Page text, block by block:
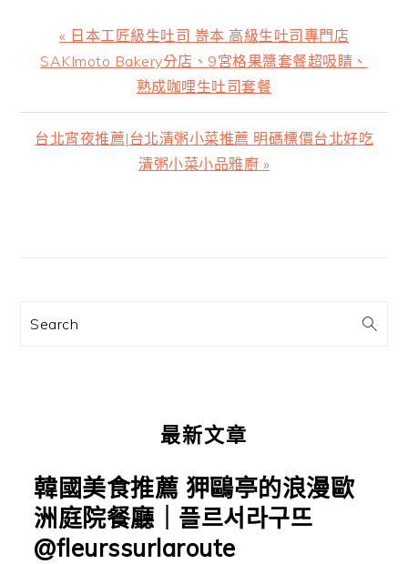
上
一
文
章:
« 日本工匠級生吐司 嵜本 高級生吐司專門店
SAKImoto Bakery分店、9宮格果醬套餐超吸睛、
熟成咖哩生吐司套餐
下
台北宵夜推薦|台北清粥小菜推薦 明碼標價台北好吃
清粥小菜小品雅廚 »
訊
Search
最新文章
韓國美食推薦 狎鷗亭的浪漫歐
洲庭院餐廳｜플르서라구뜨
@fleurssurlaroute